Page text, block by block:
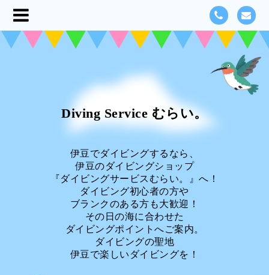
Diving Service むらい。
伊豆でダイビングするなら、
伊豆のダイビングショップ
『ダイビングサービスむらい。』へ！
ダイビング初心者の方や
ブランクのある方も大歓迎！
その日の海に合わせた
ダイビングポイントへご案内。
ダイビングの聖地
伊豆で楽しいダイビングを！